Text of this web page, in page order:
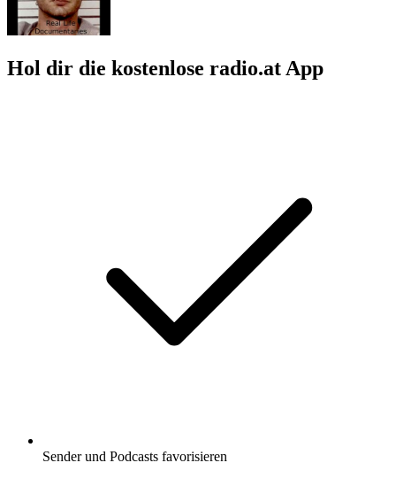
Hol dir die kostenlose radio.at App
Sender und Podcasts favorisieren